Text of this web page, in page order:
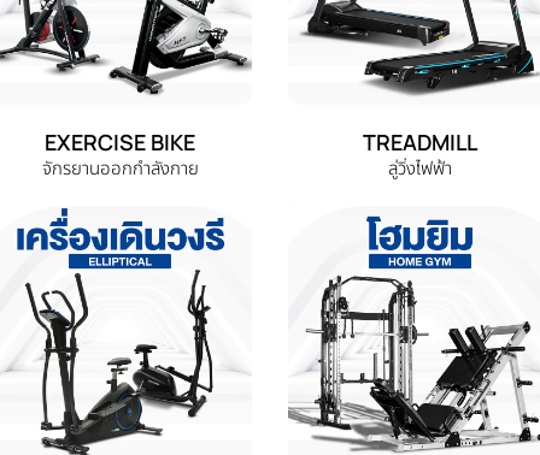
EXERCISE BIKE
จักรยานออกกำลังกาย
TREADMILL
ลู่วิ่งไฟฟ้า